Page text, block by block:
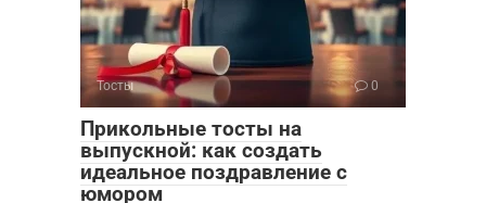
Тосты 0
Прикольные тосты на
выпускной: как создать
идеальное поздравление с
юмором